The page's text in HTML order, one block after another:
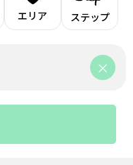
エリア ステップ